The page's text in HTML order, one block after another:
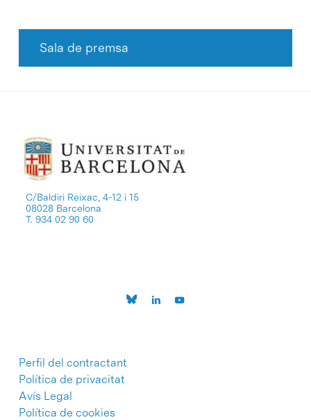
Sala de premsa
C/Baldiri Reixac, 4-12 i 15
08028 Barcelona
T. 934 02 90 60
Perfil del contractant
Política de privacitat
Avís Legal
Política de cookies